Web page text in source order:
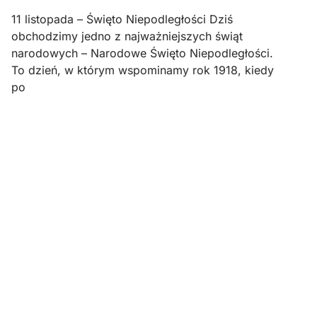
11 listopada – Święto Niepodległości Dziś
obchodzimy jedno z najważniejszych świąt
narodowych – Narodowe Święto Niepodległości.
To dzień, w którym wspominamy rok 1918, kiedy
po